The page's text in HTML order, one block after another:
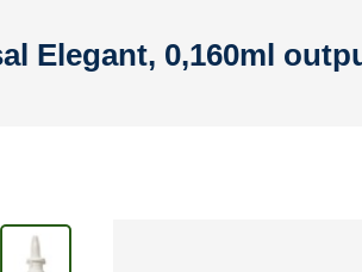
Elegant, 0,160ml